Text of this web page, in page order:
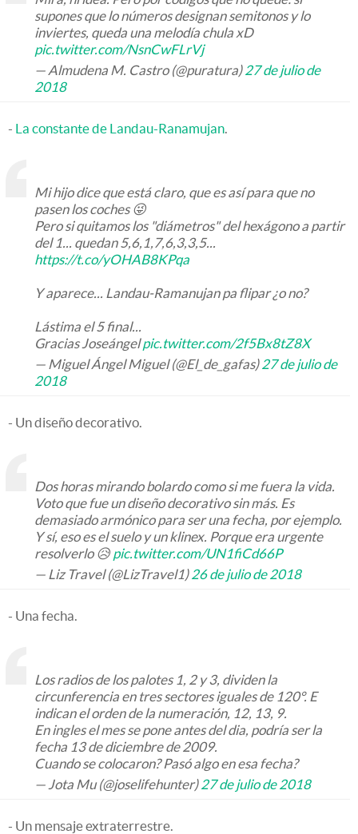
supones que lo números designan semitonos y lo
inviertes, queda una melodía chula xD
pic.twitter.com/NsnCwFLrVj
— Almudena M. Castro (@puratura)27 de julio de
2018
- La constante de Landau-Ranamujan.
Mi hijo dice que está claro, que es así para que no
pasen los coches 😜
Pero si quitamos los "diámetros" del hexágono a partir
del 1... quedan 5,6,1,7,6,3,3,5...
https://t.co/yOHAB8KPqa
Y aparece... Landau-Ramanujan pa flipar ¿o no?
Lástima el 5 final...
Gracias Joseángelpic.twitter.com/2f5Bx8tZ8X
— Miguel Ángel Miguel (@El_de_gafas)27 de julio de
2018
- Un diseño decorativo.
Dos horas mirando bolardo como si me fuera la vida.
Voto que fue un diseño decorativo sin más. Es
demasiado armónico para ser una fecha, por ejemplo.
Y sí, eso es el suelo y un klinex. Porque era urgente
resolverlo 😥 pic.twitter.com/UN1fiCd66P
— Liz Travel (@LizTravel1)26 de julio de 2018
- Una fecha.
Los radios de los palotes 1, 2 y 3, dividen la
circunferencia en tres sectores iguales de 120°. E
indican el orden de la numeración, 12, 13, 9.
En ingles el mes se pone antes del dia, podría ser la
fecha 13 de diciembre de 2009.
Cuando se colocaron? Pasó algo en esa fecha?
— Jota Mu (@joselifehunter)27 de julio de 2018
- Un mensaje extraterrestre.